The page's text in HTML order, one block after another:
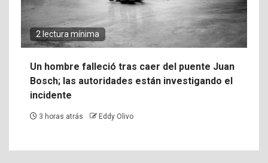
2 lectura mínima
Un hombre falleció tras caer del puente Juan
Bosch; las autoridades están investigando el
incidente
3 horas atrás Eddy Olivo